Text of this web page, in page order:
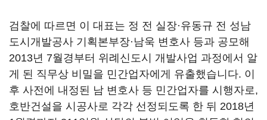
검찰에 따르면 이 대표는 정 전 실장·유동규 전 성남
도시개발공사 기획본부장·남욱 변호사 등과 공모해
2013년 7월경부터 위례신도시 개발사업 과정에서 알
게 된 직무상 비밀을 민간업자에게 유출했습니다. 이
후 사전에 내정된 남 변호사 등 민간업자를 시행자로,
호반건설을 시공사로 각각 선정되도록 한 뒤 2018년